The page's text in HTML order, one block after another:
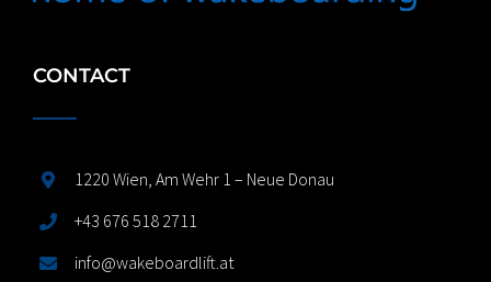
CONTACT
1220 Wien, Am Wehr 1 – Neue Donau
+43 676 518 2711
info@wakeboardlift.at